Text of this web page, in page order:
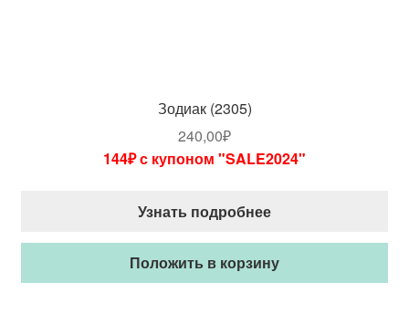
Зодиак (2305)
240,00₽
144₽ с купоном "SALE2024"
Узнать подробнее
Положить в корзину